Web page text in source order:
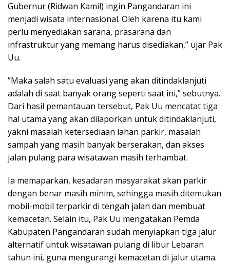
Gubernur (Ridwan Kamil) ingin Pangandaran ini
menjadi wisata internasional. Oleh karena itu kami
perlu menyediakan sarana, prasarana dan
infrastruktur yang memang harus disediakan,” ujar Pak
Uu.
”Maka salah satu evaluasi yang akan ditindaklanjuti
adalah di saat banyak orang seperti saat ini,” sebutnya.
Dari hasil pemantauan tersebut, Pak Uu mencatat tiga
hal utama yang akan dilaporkan untuk ditindaklanjuti,
yakni masalah ketersediaan lahan parkir, masalah
sampah yang masih banyak berserakan, dan akses
jalan pulang para wisatawan masih terhambat.
Ia memaparkan, kesadaran masyarakat akan parkir
dengan benar masih minim, sehingga masih ditemukan
mobil-mobil terparkir di tengah jalan dan membuat
kemacetan. Selain itu, Pak Uu mengatakan Pemda
Kabupaten Pangandaran sudah menyiapkan tiga jalur
alternatif untuk wisatawan pulang di libur Lebaran
tahun ini, guna mengurangi kemacetan di jalur utama.